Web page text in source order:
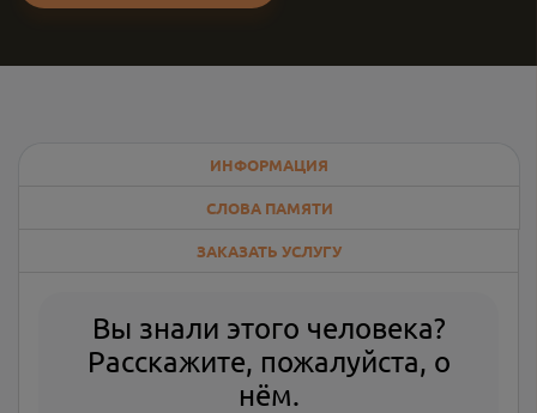
ИНФОРМАЦИЯ
СЛОВА ПАМЯТИ
ЗАКАЗАТЬ УСЛУГУ
Вы знали этого человека?
Расскажите, пожалуйста, о
нём.